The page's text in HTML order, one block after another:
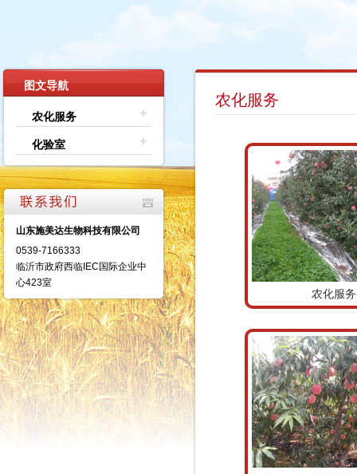
图文导航
农化服务
化验室
山东施美达生物科技有限公司
0539-7166333
临沂市政府西临IEC国际企业中
心423室
农化服务
农化服